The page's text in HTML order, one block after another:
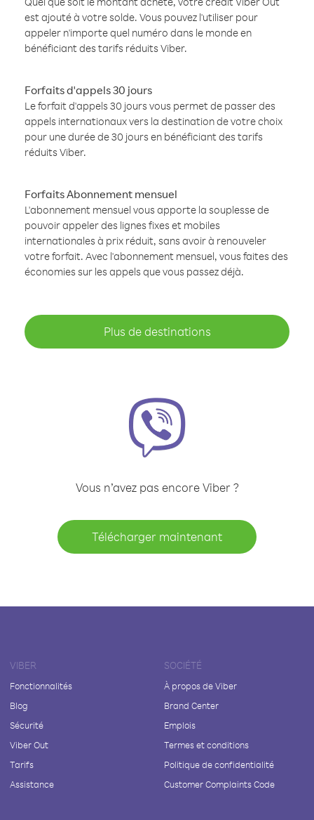
est ajouté à votre solde. Vous pouvez l'utiliser pour
appeler n'importe quel numéro dans le monde en
bénéficiant des tarifs réduits Viber.
Forfaits d'appels 30 jours
Le forfait d'appels 30 jours vous permet de passer des
appels internationaux vers la destination de votre choix
pour une durée de 30 jours en bénéficiant des tarifs
réduits Viber.
Forfaits Abonnement mensuel
L'abonnement mensuel vous apporte la souplesse de
pouvoir appeler des lignes fixes et mobiles
internationales à prix réduit, sans avoir à renouveler
votre forfait. Avec l'abonnement mensuel, vous faites des
économies sur les appels que vous passez déjà.
Plus de destinations
Vous n’avez pas encore Viber ?
Télécharger maintenant
VIBER
Fonctionnalités
Blog
Sécurité
Viber Out
Tarifs
Assistance
SOCIÉTÉ
À propos de Viber
Brand Center
Emplois
Termes et conditions
Politique de confidentialité
Customer Complaints Code